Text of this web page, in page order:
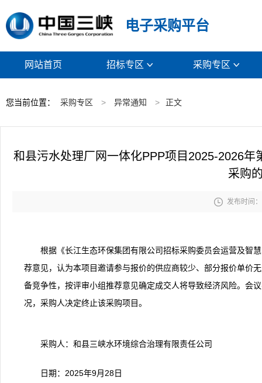
电子采购平台
网站首页 招标专区  采购专区 
您当前位置： 采购专区 > 异常通知 > 正文
和县污水处理厂网一体化PPP项目2025-2026
采购
 发布时间
根据《长江生态环保集团有限公司招标采购委员会运营及智
荐意见，认为本项目邀请参与报价的供应商较少、部分报价单价
备竞争性，按评审小组推荐意见确定成交人将导致经济风险。会
况，采购人决定终止该采购项目。
采购人：和县三峡水环境综合治理有限责任公司
日期：2025年9月28日